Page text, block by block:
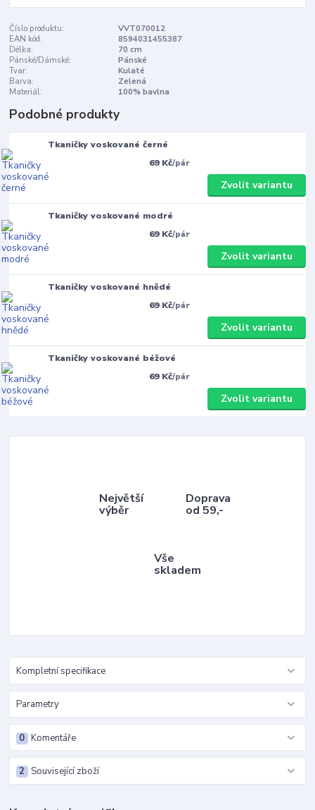
Číslo produktu:
VVT070012
EAN kód:
8594031455387
Délka:
70 cm
Pánské/Dámské:
Pánské
Tvar:
Kulaté
Barva:
Zelená
Materiál:
100% bavlna
Podobné produkty
Tkaničky voskované černé
69 Kč/pár
Zvolit variantu
Tkaničky voskované modré
69 Kč/pár
Zvolit variantu
Tkaničky voskované hnědé
69 Kč/pár
Zvolit variantu
Tkaničky voskované béžové
69 Kč/pár
Zvolit variantu
Největší
výběr
Doprava
od 59,-
Vše
skladem
Kompletní specifikace
Parametry
Komentáře
0
Související zboží
2